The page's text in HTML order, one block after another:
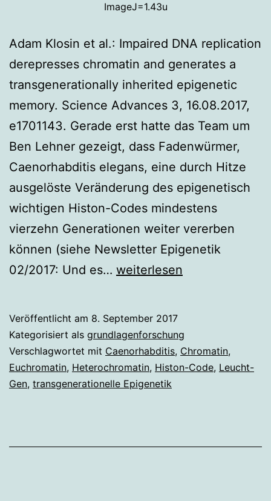
ImageJ=1.43u
Adam Klosin et al.: Impaired DNA replication
derepresses chromatin and generates a
transgenerationally inherited epigenetic
memory. Science Advances 3, 16.08.2017,
e1701143. Gerade erst hatte das Team um
Ben Lehner gezeigt, dass Fadenwürmer,
Caenorhabditis elegans, eine durch Hitze
ausgelöste Veränderung des epigenetisch
wichtigen Histon-Codes mindestens
vierzehn Generationen weiter vererben
können (siehe Newsletter Epigenetik
02/2017: Und es… Leucht-
weiterlesen
Veröffentlicht am 8. September 2017
Kategorisiert als grundlagenforschung
Verschlagwortet mit Caenorhabditis, Chromatin,
Euchromatin, Heterochromatin, Histon-Code, Leucht-
Gen, transgenerationelle Epigenetik